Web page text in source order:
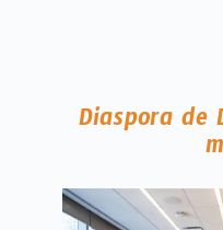
Diaspora de